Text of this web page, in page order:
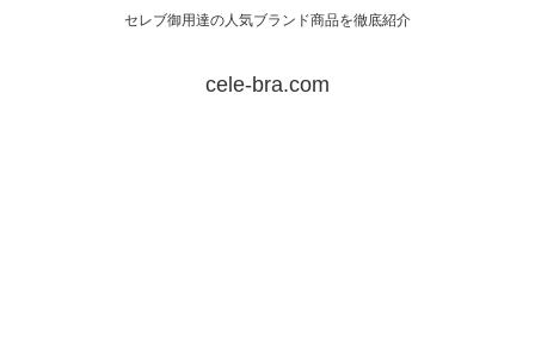
セレブ御用達の人気ブランド商品を徹底紹介
cele-bra.com